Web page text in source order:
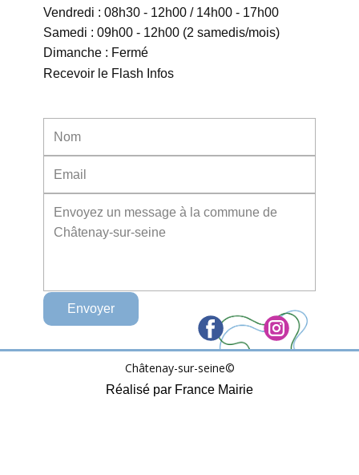
Vendredi : 08h30 - 12h00 / 14h00 - 17h00
Samedi : 09h00 - 12h00 (2 samedis/mois)
Dimanche : Fermé
Envoyer
Recevoir le Flash Infos
Châtenay-sur-seine©
Réalisé par France Mairie